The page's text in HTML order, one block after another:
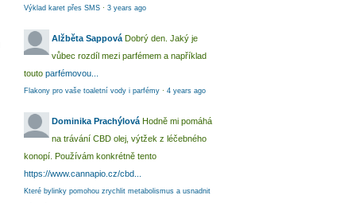
Výklad karet přes SMS · 3 years ago
Alžběta Sappová Dobrý den. Jaký je
vůbec rozdíl mezi parfémem a například
touto parfémovou...
Flakony pro vaše toaletní vody i parfémy · 4 years ago
Dominika Prachýlová Hodně mi pomáhá
na trávání CBD olej, výtžek z léčebného
konopí. Používám konkrétně tento
https://www.cannapio.cz/cbd...
Které bylinky pomohou zrychlit metabolismus a usnadnit